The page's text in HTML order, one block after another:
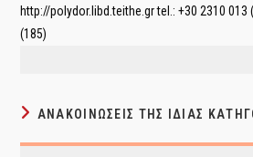
http://polydor.libd.teithe.gr tel.: +30 2310 013
(185)
ΑΝΑΚΟΙΝΏΣΕΙΣ ΤΗΣ ΊΔΙΑΣ